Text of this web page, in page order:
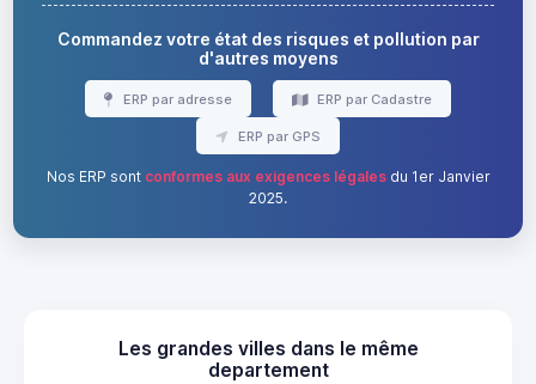
Commandez votre état des risques et pollution par
d'autres moyens
ERP par adresse ERP par Cadastre
ERP par GPS
Nos ERP sont conformes aux exigences légalesdu 1er Janvier
2025.
Les grandes villes dans le même
departement